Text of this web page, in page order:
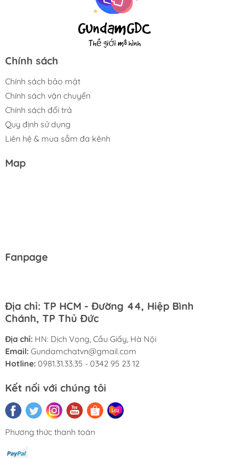
Chính sách
Chính sách bảo mật
Chính sách vận chuyển
Chính sách đổi trả
Quy định sử dụng
Liên hệ & mua sắm đa kênh
Map
Fanpage
Địa chỉ: TP HCM - Đường 44, Hiệp Bình
Chánh, TP Thủ Đức
Địa chỉ: HN: Dịch Vọng, Cầu Giấy, Hà Nội
Email: Gundamchatvn@gmail.com
Hotline: 0981.31.33.35 - 0342 95 23 12
Kết nối với chúng tôi
Phương thức thanh toán